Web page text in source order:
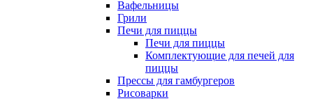
Вафельницы
Грили
Печи для пиццы
Печи для пиццы
Комплектующие для печей для
пиццы
Прессы для гамбургеров
Рисоварки